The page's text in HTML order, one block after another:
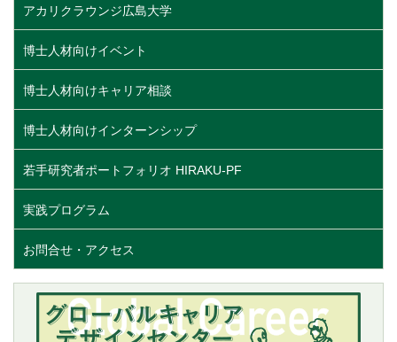
アカリクラウンジ広島大学
博士人材向けイベント
博士人材向けキャリア相談
博士人材向けインターンシップ
若手研究者ポートフォリオ HIRAKU-PF
実践プログラム
お問合せ・アクセス